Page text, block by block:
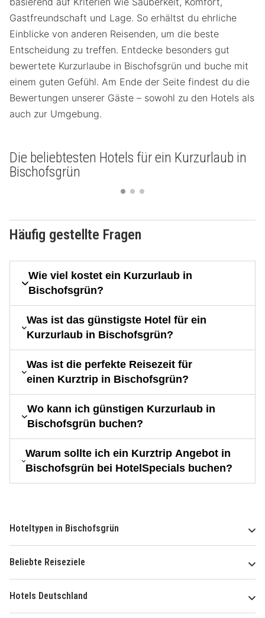
Gastfreundschaft und Lage. So erhältst du ehrliche
Einblicke von anderen Reisenden, um die beste
Entscheidung zu treffen. Entdecke besonders gut
bewertete Kurzurlaube in Bischofsgrün und buche mit
einem guten Gefühl. Am Ende der Seite findest du die
Bewertungen unserer Gäste – sowohl zu den Hotels als
auch zur Umgebung.
Die beliebtesten Hotels für ein Kurzurlaub in
Bischofsgrün
Häufig gestellte Fragen
Wie viel kostet ein Kurzurlaub in
Bischofsgrün?
Was ist das günstigste Hotel für ein
Kurzurlaub in Bischofsgrün?
Was ist die perfekte Reisezeit für
einen Kurztrip in Bischofsgrün?
Wo kann ich günstigen Kurzurlaub in
Bischofsgrün buchen?
Warum sollte ich ein Kurztrip Angebot in
Bischofsgrün bei HotelSpecials buchen?
Hoteltypen in Bischofsgrün
Beliebte Reiseziele
Hotels Deutschland